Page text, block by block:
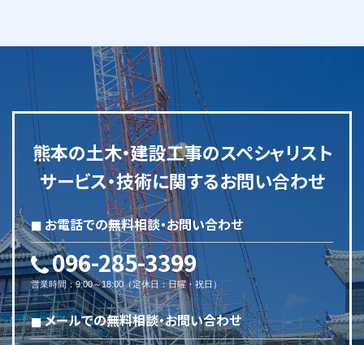
熊本の土木・建設工事のスペシャリスト
サービス・技術に関するお問い合わせ
お電話での無料相談・お問い合わせ
096-285-3399
営業時間：9:00～18:00（定休日：日曜・祝日）
メールでの無料相談・お問い合わせ